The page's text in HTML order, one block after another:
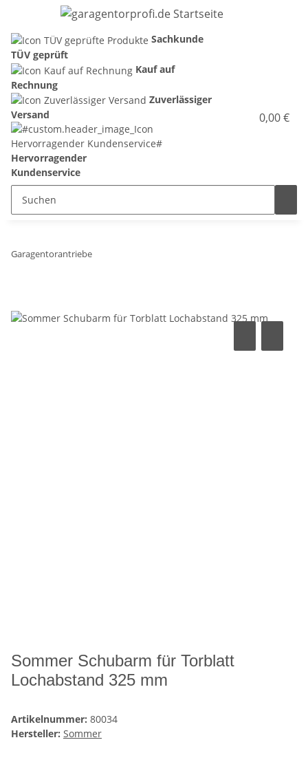
Sachkunde
TÜV geprüft
Kauf auf
Rechnung
Zuverlässiger
Versand
Hervorragender
Kundenservice
0,00 €
Garagentorantriebe
Sommer Schubarm für Torblatt
Lochabstand 325 mm
Artikelnummer: 80034
Hersteller: Sommer